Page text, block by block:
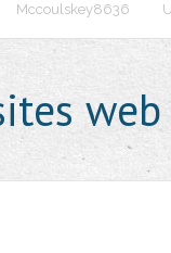
Mccoulskey8636